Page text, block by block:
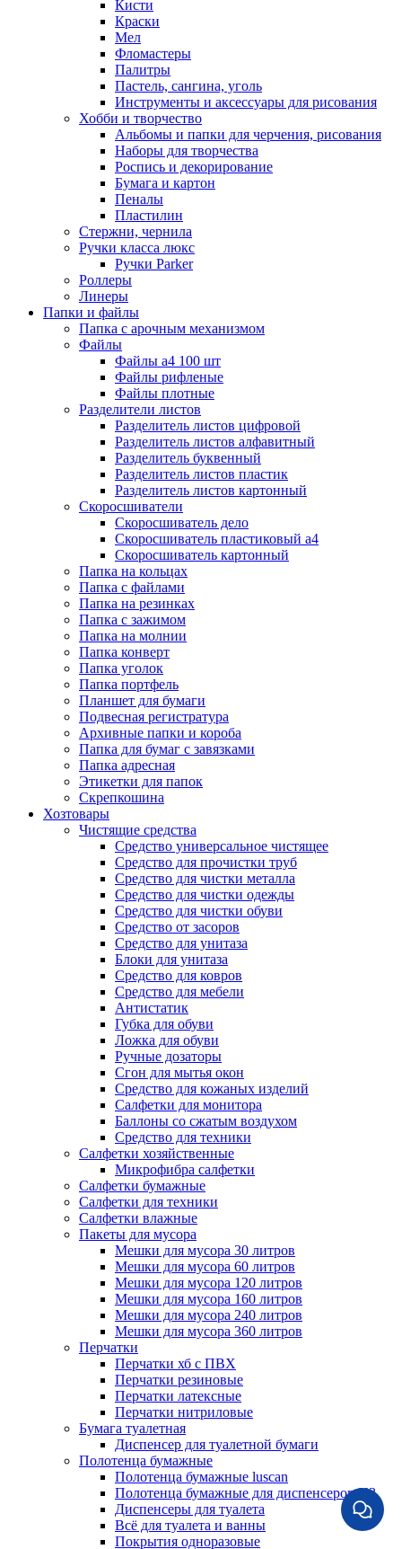
Кисти
Краски
Мел
Фломастеры
Палитры
Пастель, сангина, уголь
Инструменты и аксессуары для рисования
Хобби и творчество
Альбомы и папки для черчения, рисования
Наборы для творчества
Роспись и декорирование
Бумага и картон
Пеналы
Пластилин
Стержни, чернила
Ручки класса люкс
Ручки Parker
Роллеры
Линеры
Папки и файлы
Папка с арочным механизмом
Файлы
Файлы а4 100 шт
Файлы рифленые
Файлы плотные
Разделители листов
Разделитель листов цифровой
Разделитель листов алфавитный
Разделитель буквенный
Разделитель листов пластик
Разделитель листов картонный
Скоросшиватели
Скоросшиватель дело
Скоросшиватель пластиковый а4
Скоросшиватель картонный
Папка на кольцах
Папка с файлами
Папка на резинках
Папка с зажимом
Папка на молнии
Папка конверт
Папка уголок
Папка портфель
Планшет для бумаги
Подвесная регистратура
Архивные папки и короба
Папка для бумаг с завязками
Папка адресная
Этикетки для папок
Скрепкошина
Хозтовары
Чистящие средства
Средство универсальное чистящее
Средство для прочистки труб
Средство для чистки металла
Средство для чистки одежды
Средство для чистки обуви
Средство от засоров
Средство для унитаза
Блоки для унитаза
Средство для ковров
Средство для мебели
Антистатик
Губка для обуви
Ложка для обуви
Ручные дозаторы
Сгон для мытья окон
Средство для кожаных изделий
Салфетки для монитора
Баллоны со сжатым воздухом
Средство для техники
Салфетки хозяйственные
Микрофибра салфетки
Салфетки бумажные
Салфетки для техники
Салфетки влажные
Пакеты для мусора
Мешки для мусора 30 литров
Мешки для мусора 60 литров
Мешки для мусора 120 литров
Мешки для мусора 160 литров
Мешки для мусора 240 литров
Мешки для мусора 360 литров
Перчатки
Перчатки хб с ПВХ
Перчатки резиновые
Перчатки латексные
Перчатки нитриловые
Бумага туалетная
Диспенсер для туалетной бумаги
Полотенца бумажные
Полотенца бумажные luscan
Полотенца бумажные для диспенсеров H3
Диспенсеры для туалета
Всё для туалета и ванны
Покрытия одноразовые